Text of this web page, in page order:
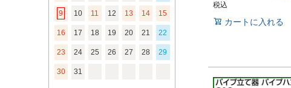
9 10 11 12 13 14 15
16 17 18 19 20 21 22
23 24 25 26 27 28 29
30 31
税込
カートに入れる